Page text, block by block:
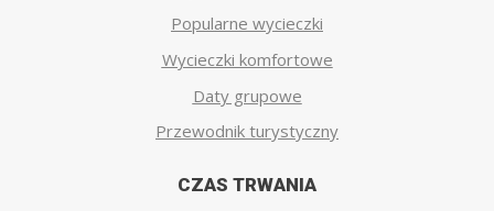
Popularne wycieczki
Wycieczki komfortowe
Daty grupowe
Przewodnik turystyczny
CZAS TRWANIA